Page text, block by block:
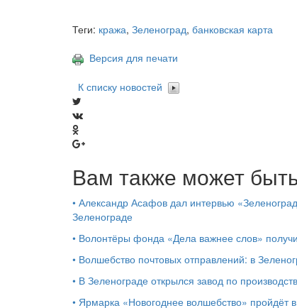
Теги: кража, Зеленоград, банковская карта
Версия для печати
К списку новостей
Вам также может
• Александр Асафов дал интервью
Зеленограде
• Волонтёры фонда «Дела важнее слов»
• Волшебство почтовых отправлений: в
• В Зеленограде открылся завод по
• Ярмарка «Новогоднее волшебство» пройдёт